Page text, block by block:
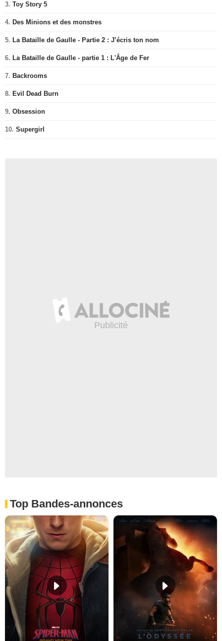
3. Toy Story 5
4. Des Minions et des monstres
5. La Bataille de Gaulle - Partie 2 : J’écris ton nom
6. La Bataille de Gaulle - partie 1 : L'Âge de Fer
7. Backrooms
8. Evil Dead Burn
9. Obsession
10. Supergirl
Top Bandes-annonces